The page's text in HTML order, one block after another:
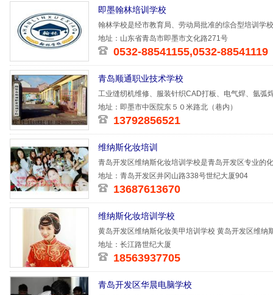
即墨翰林培训学校
翰林学校是经市教育局、劳动局批准的综合型培训学
持下，规模
地址：山东省青岛市即墨市文化路271号
0532-88541155,0532-88541119
青岛顺通职业技术学校
工业缝纫机维修、服装针织CAD打板、电气焊、氩弧
挖掘机操作
地址：即墨市中医院东５０米路北（巷内）
13792856521
维纳斯化妆培训
青岛开发区维纳斯化妆培训学校是青岛开发区专业的
培训，彩妆
地址：青岛开发区井冈山路338号世纪大厦904
13687613670
维纳斯化妆培训学校
黄岛开发区维纳斯化妆美甲培训学校 黄岛开发区维
学校成立
地址：长江路世纪大厦
18563937705
青岛开发区华晨电脑学校